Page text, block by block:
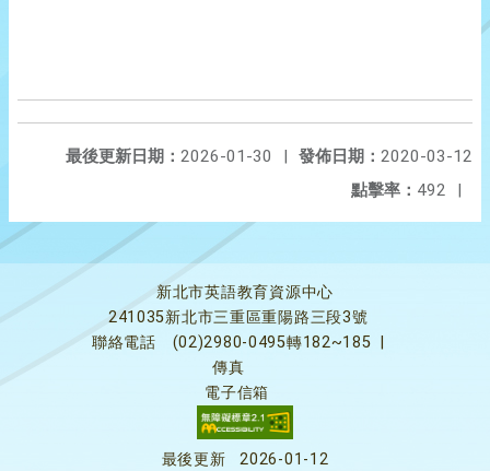
發佈日期： 2020-03-12
最後更新日期： 2026-01-30
|
點擊率： 492 |
新北市英語教育資源中心
241035新北市三重區重陽路三段3號
聯絡電話
(02)2980-0495轉182~185
傳真
電子信箱
最後更新 2026-01-12